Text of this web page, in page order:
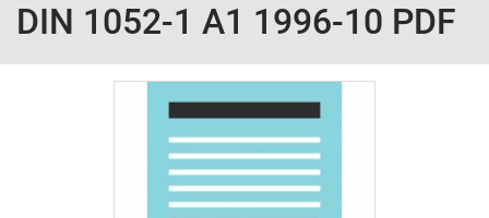
DIN 1052-1 A1 1996-10 PDF